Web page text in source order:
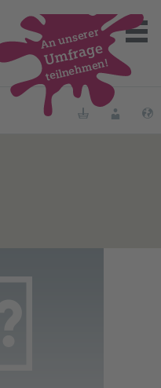
Merklisten
An unserer
Umfrage
teilnehmen!
spanischen